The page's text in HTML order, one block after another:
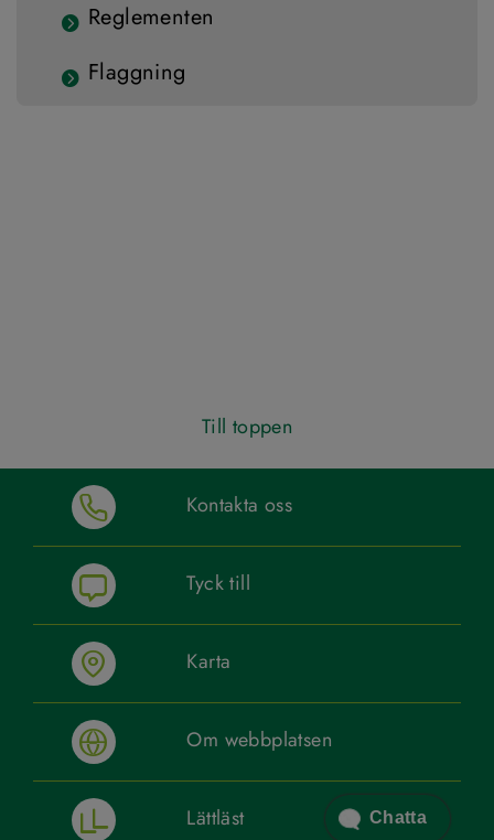
Reglementen
Flaggning
Till toppen
Kontakta oss
Tyck till
Karta
Om webbplatsen
Lättläst Chatta